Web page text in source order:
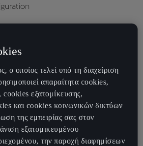
ο οποίος τελεί υπό τη διαχείριση
απαραίτητα cookies,
εξατομίκευσης,
και cookies κοινωνικών δικτύων
της εμπειρίας σας στον
εξατομικευμένου
την παροχή διαφημίσεων